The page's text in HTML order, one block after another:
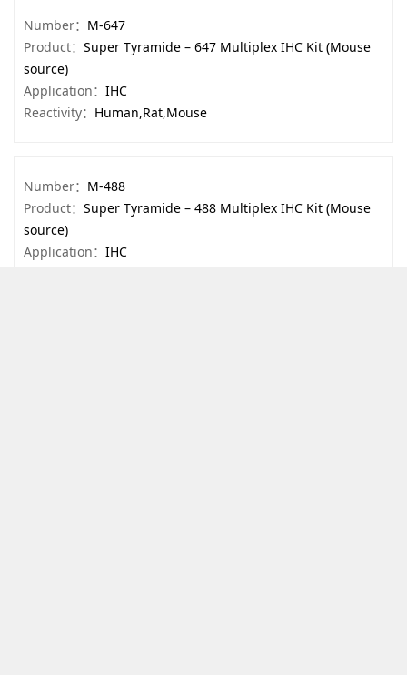
Number： M-647
Product： Super Tyramide – 647 Multiplex IHC Kit (Mouse
source)
Application： IHC
Reactivity： Human,Rat,Mouse
Number： M-488
Product： Super Tyramide – 488 Multiplex IHC Kit (Mouse
source)
Application： IHC